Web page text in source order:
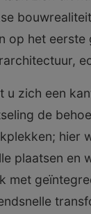
op het
u zich een
de
hier
plaatsen en
met